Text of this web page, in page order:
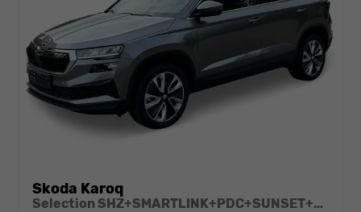
Skoda Karoq
Selection SHZ+SMARTLINK+PDC+SUNSET+LED